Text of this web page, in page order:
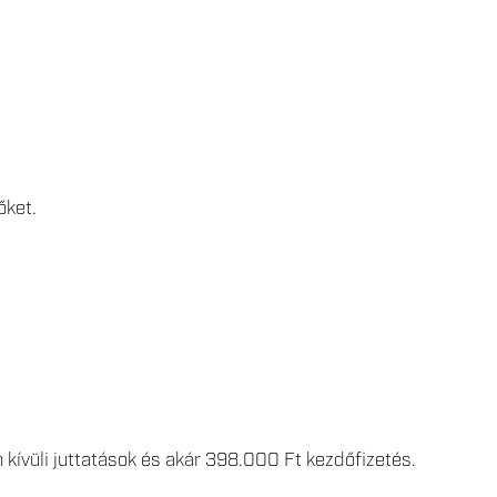
juttatások és akár 398.000 Ft kezdőfizetés.